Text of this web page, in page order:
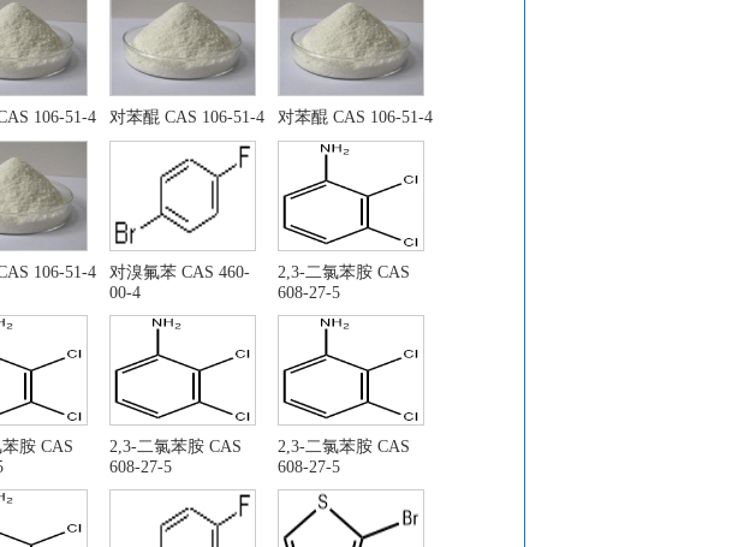
甲撑氯
二氯甲烷
二环己胺
4-吲哚-3-硝基酚
3-氯苯胺
3-氨基-5-(4-苯氧基苯基)-4-氰基-1H-吡唑
甲醇镁
苯硼酸
对苯醌
6- 溴-5- 羟基-1-甲基 -2-苯基硫甲基 -1H-吲哚- 3-
3,4-二氢-7-羟基-2(1H)-喹啉酮 CAS：22246-18-0
氯甲酸十六酯
氯甲酸十六烷基酯 CAS NO. 26272-90-2
4-硝基苯胺
106-51-4 对苯醌 CAS 106-51-4 对苯醌 CAS 106-51-4
106-51-4
对溴氟苯 CAS 460-
00-4
2,3-二氯苯胺 CAS
608-27-5
胺 CAS
2,3-二氯苯胺 CAS
608-27-5
2,3-二氯苯胺 CAS
608-27-5